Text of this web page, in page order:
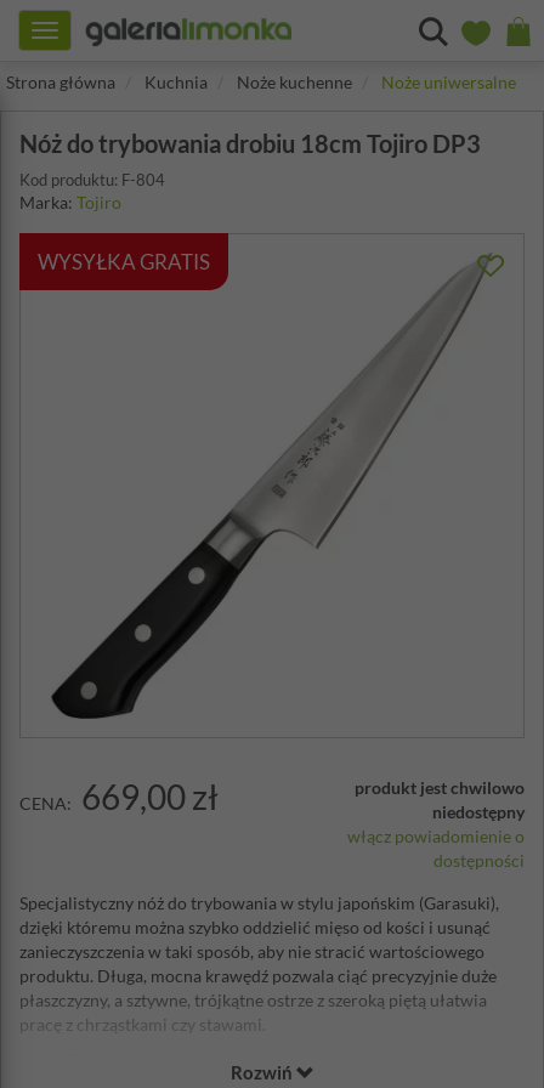
Toggle
navigation
Strona główna
Kuchnia Noże kuchenne Noże uniwersalne
Nóż do trybowania drobiu 18cm Tojiro DP3
Kod produktu: F-804
Marka: Tojiro
WYSYŁKA GRATIS
CENA: 669,00 zł
produkt jest chwilowo
niedostępny
włącz powiadomienie o
dostępności
Specjalistyczny nóż do trybowania w stylu japońskim (Garasuki),
dzięki któremu można szybko oddzielić mięso od kości i usunąć
zanieczyszczenia w taki sposób, aby nie stracić wartościowego
produktu. Długa, mocna krawędź pozwala ciąć precyzyjnie duże
płaszczyzny, a sztywne, trójkątne ostrze z szeroką piętą ułatwia
pracę z chrząstkami czy stawami.
Rozwiń